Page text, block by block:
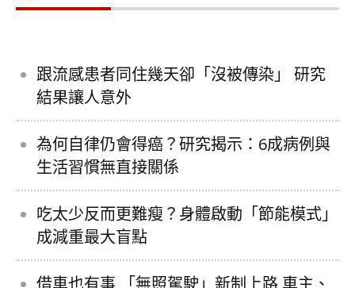
跟流感患者同住幾天卻「沒被傳染」 研究
結果讓人意外
為何自律仍會得癌？研究揭示：6成病例與
生活習慣無直接關係
吃太少反而更難瘦？身體啟動「節能模式」
成減重最大盲點
借車也有事 「無照駕駛」新制上路 車主、